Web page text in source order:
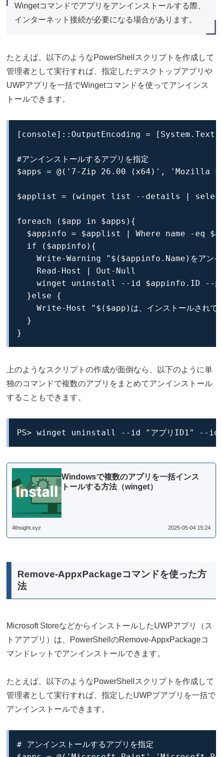
Wingetコマンドでアプリをアンインストールする際、
インターネット接続が必要になる場合があります。
たとえば、以下のようなPowerShellスクリプトを作成して
管理者として実行すれば、指定したデスクトップアプリや
UWPアプリを一括でWingetコマンドを使ってアンインス
トールできます。
[console]::OutputEncoding =
#アンインストールするアプリを指定
$apps = @('7-Zip 26.00 (x64)', 'Mozilla
$applist = (winget list --details |
foreach ($app in $apps){
$appinfo = $applist | Where name -eq
  if ($appinfo){
Write-Warning "$($appinfo.Name)をアンイン
    Read-Host | Out-Null
winget uninstall --id $appinfo.ID --
  }else {
Write-Host "$($app)は、インストールされて
  }
}
上のようなスクリプトの作成が面倒なら、以下のように単
独のコマンドで複数のアプリをまとめてアンインストール
することもできます。
PS> winget uninstall --id "アプリID1" --id
Windowsで複数のアプリを一括インス
トールする方法（winget）
4thsight.xyz 2025-05-04 15:24
Remove-AppxPackageコマンドを使った方
法
Microsoft StoreなどからインストールしたUWPアプリ（ス
トアアプリ）は、PowerShellのRemove-AppxPackageコ
マンドレットでアンインストールできます。
たとえば、以下のようなPowerShellスクリプトを作成して
管理者として実行すれば、指定したUWPプアプリを一括で
アンインストールできます。
# アンインストールするアプリを指定